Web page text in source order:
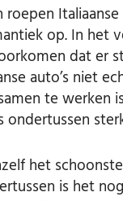
Italiaanse
op. In het
dat er
auto’s niet
te werken
ondertussen
het
is het